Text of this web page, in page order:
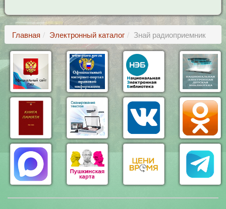
Главная Электронный каталог Знай радиоприемник